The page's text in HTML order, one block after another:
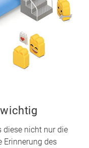
diese nicht nur die
Erinnerung des